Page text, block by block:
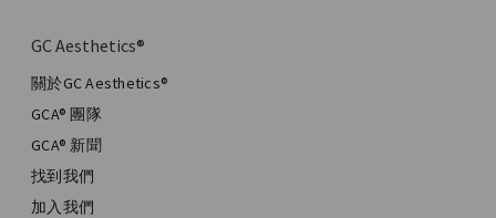
GC Aesthetics®
關於GC Aesthetics®
GCA® 團隊
GCA® 新聞
找到我們
加入我們